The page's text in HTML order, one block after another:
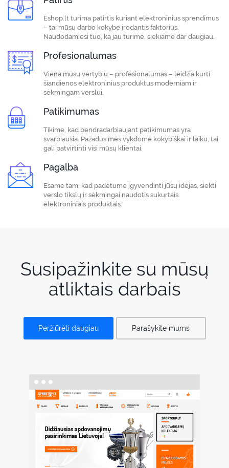
Eshop.lt turima patirtis kuriant elektroninius sprendimus
– tai mūsų darbo kokybę įrodantis faktorius.
Naudodamiesi tuo, ką jau turime, siekiame dar daugiau.
Profesionalumas
Viena mūsų vertybių – profesionalumas – leidžia kurti
šiandienos elektroninius produktus moderniam ir
sėkmingam verslui.
Patikimumas
Tikime, kad bendradarbiaujant patikimumas yra
svarbiausia. Pažadus mes vykdome kokybiškai ir laiku, tai
gali patvirtinti visi mūsų klientai.
Pagalba
Esame tam, kad padėtume įgyvendinti jūsų idėjas, siekti
verslo tikslų ir sėkmingai naudotis sukurtais
elektroniniais produktais.
Susipažinkite su mūsų
atliktais darbais
Peržiūrėti daugiau Parašykite mums